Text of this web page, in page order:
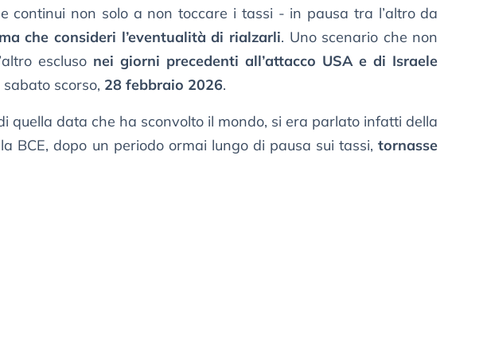
continui non solo a non toccare i tassi - in pausa tra l’altro da
ma che consideri l’eventualità di rialzarli. Uno scenario che non
escluso nei giorni precedenti all’attacco USA e di Israele
sabato scorso, 28 febbraio 2026.
quella data che ha sconvolto il mondo, si era parlato infatti della
BCE, dopo un periodo ormai lungo di pausa sui tassi,tornasse